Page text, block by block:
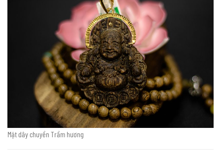
Mặt dây chuyền Trầm hương